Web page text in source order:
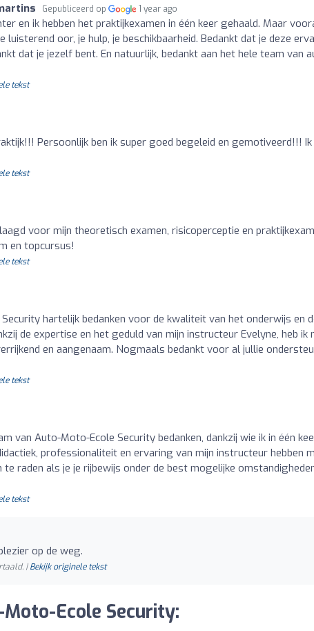
Gepubliceerd op 1 year ago
en ik hebben het praktijkexamen in één keer gehaald. Maar
luisterend oor, je hulp, je beschikbaarheid. Bedankt dat je deze
dat je jezelf bent. En natuurlijk, bedankt aan het hele team van
tekst
Persoonlijk ben ik super goed begeleid en gemotiveerd!!! Ik
tekst
voor mijn theoretisch examen, risicoperceptie en
en topcursus!
tekst
hartelijk bedanken voor de kwaliteit van het onderwijs en
de expertise en het geduld van mijn instructeur Evelyne, heb ik
en aangenaam. Nogmaals bedankt voor al jullie
tekst
van Auto-Moto-Ecole Security bedanken, dankzij wie ik in één
professionaliteit en ervaring van mijn instructeur hebben
raden als je je rijbewijs onder de best mogelijke
tekst
op de weg.
|Bekijk originele tekst
Ecole Security: